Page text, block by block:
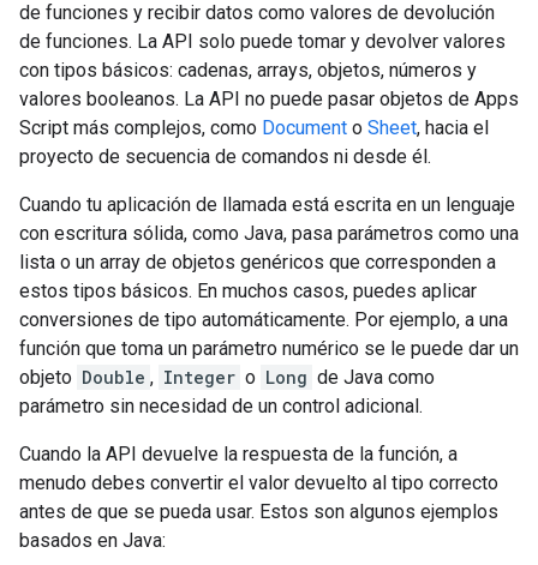
de funciones y recibir datos como valores de devolución
de funciones. La API solo puede tomar y devolver valores
con tipos básicos: cadenas, arrays, objetos, números y
valores booleanos. La API no puede pasar objetos de Apps
Script más complejos, como Document o Sheet, hacia el
proyecto de secuencia de comandos ni desde él.
Cuando tu aplicación de llamada está escrita en un lenguaje
con escritura sólida, como Java, pasa parámetros como una
lista o un array de objetos genéricos que corresponden a
estos tipos básicos. En muchos casos, puedes aplicar
conversiones de tipo automáticamente. Por ejemplo, a una
función que toma un parámetro numérico se le puede dar un
objeto Double , Integer o Long de Java como
parámetro sin necesidad de un control adicional.
Cuando la API devuelve la respuesta de la función, a
menudo debes convertir el valor devuelto al tipo correcto
antes de que se pueda usar. Estos son algunos ejemplos
basados en Java: